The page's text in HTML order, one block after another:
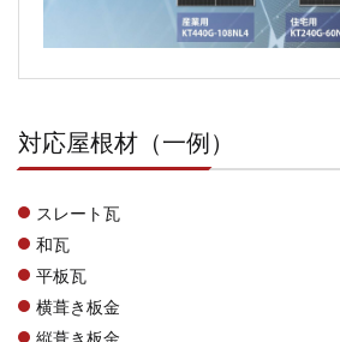
対応屋根材（一例）
スレート瓦
和瓦
平板瓦
横葺き板金